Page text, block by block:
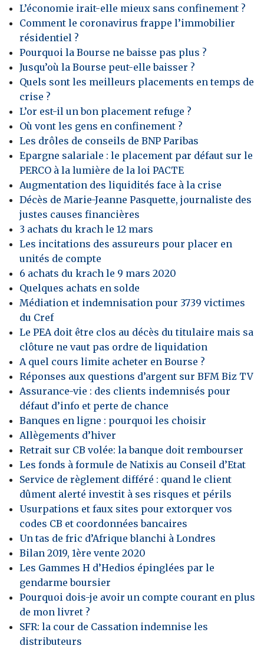
L’économie irait-elle mieux sans confinement ?
Comment le coronavirus frappe l’immobilier
résidentiel ?
Pourquoi la Bourse ne baisse pas plus ?
Jusqu’où la Bourse peut-elle baisser ?
Quels sont les meilleurs placements en temps de
crise ?
L’or est-il un bon placement refuge ?
Où vont les gens en confinement ?
Les drôles de conseils de BNP Paribas
Epargne salariale : le placement par défaut sur le
PERCO à la lumière de la loi PACTE
Augmentation des liquidités face à la crise
Décès de Marie-Jeanne Pasquette, journaliste des
justes causes financières
3 achats du krach le 12 mars
Les incitations des assureurs pour placer en
unités de compte
6 achats du krach le 9 mars 2020
Quelques achats en solde
Médiation et indemnisation pour 3739 victimes
du Cref
Le PEA doit être clos au décès du titulaire mais sa
clôture ne vaut pas ordre de liquidation
A quel cours limite acheter en Bourse ?
Réponses aux questions d’argent sur BFM Biz TV
Assurance-vie : des clients indemnisés pour
défaut d’info et perte de chance
Banques en ligne : pourquoi les choisir
Allègements d’hiver
Retrait sur CB volée: la banque doit rembourser
Les fonds à formule de Natixis au Conseil d’Etat
Service de règlement différé : quand le client
dûment alerté investit à ses risques et périls
Usurpations et faux sites pour extorquer vos
codes CB et coordonnées bancaires
Un tas de fric d’Afrique blanchi à Londres
Bilan 2019, 1ère vente 2020
Les Gammes H d’Hedios épinglées par le
gendarme boursier
Pourquoi dois-je avoir un compte courant en plus
de mon livret ?
SFR: la cour de Cassation indemnise les
distributeurs